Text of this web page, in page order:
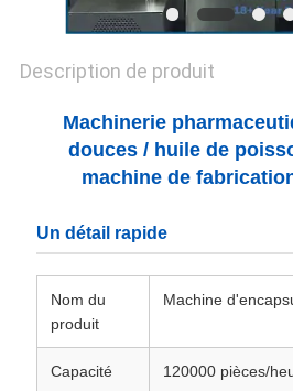
PRIVACY
POLICY
Description de produit
Machinerie
douces / huile de
machine de
Un détail rapide
Nom du
produit
Machine
Capacité 120000 pièces/